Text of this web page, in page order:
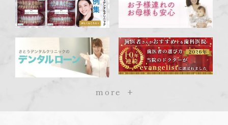
more